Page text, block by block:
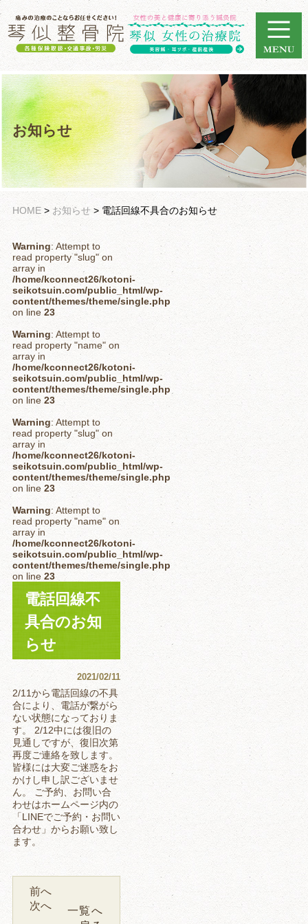
お知らせ
HOME> お知らせ > 電話回線不具合のお知らせ
Warning: Attempt to
read property "slug" on
array in
/home/kconnect26/kotoni-
seikotsuin.com/public_html/wp-
content/themes/theme/single.php
on line 23
Warning: Attempt to
read property "name" on
array in
/home/kconnect26/kotoni-
seikotsuin.com/public_html/wp-
content/themes/theme/single.php
on line 23
Warning: Attempt to
read property "slug" on
array in
/home/kconnect26/kotoni-
seikotsuin.com/public_html/wp-
content/themes/theme/single.php
on line 23
Warning: Attempt to
read property "name" on
array in
/home/kconnect26/kotoni-
seikotsuin.com/public_html/wp-
content/themes/theme/single.php
on line 23
電話回線不
具合のお知
らせ
2021/02/11
2/11から電話回線の不具
合により、電話が繋がら
ない状態になっておりま
す。 2/12中には復旧の
見通しですが、復旧次第
再度ご連絡を致します。
皆様には大変ご迷惑をお
かけし申し訳ございませ
ん。 ご予約、お問い合
わせはホームページ内の
「LINEでご予約・お問い
合わせ」からお願い致し
ます。
前へ
次へ
一覧へ